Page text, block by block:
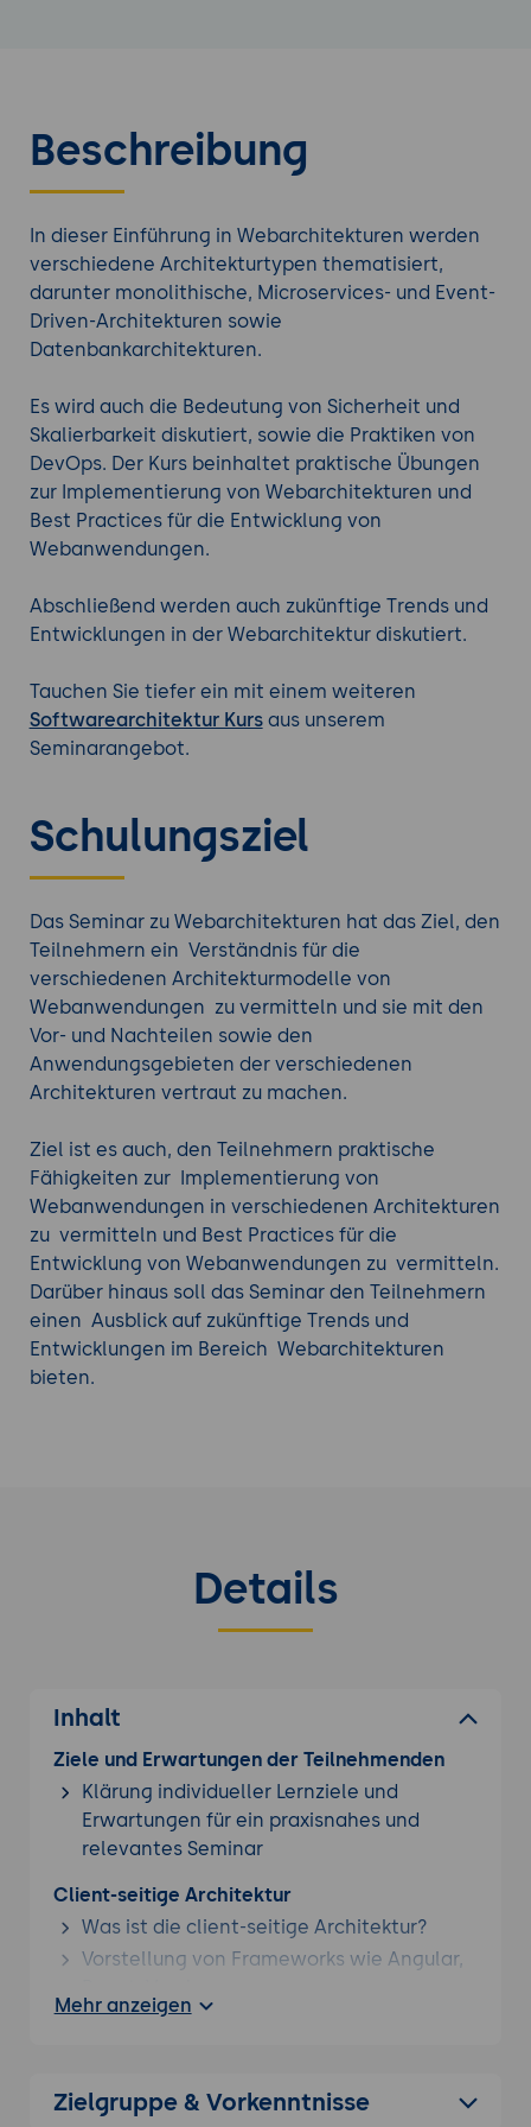
Beschreibung
In dieser Einführung in Webarchitekturen werden
verschiedene Architekturtypen thematisiert,
darunter monolithische, Microservices- und Event-
Driven-Architekturen sowie
Datenbankarchitekturen.
Es wird auch die Bedeutung von Sicherheit und
Skalierbarkeit diskutiert, sowie die Praktiken von
DevOps. Der Kurs beinhaltet praktische Übungen
zur Implementierung von Webarchitekturen und
Best Practices für die Entwicklung von
Webanwendungen.
Abschließend werden auch zukünftige Trends und
Entwicklungen in der Webarchitektur diskutiert.
Tauchen Sie tiefer ein mit einem weiteren
Softwarearchitektur Kursaus unserem
Seminarangebot.
Schulungsziel
Das Seminar zu Webarchitekturen hat das Ziel, den
Teilnehmern ein Verständnis für die
verschiedenen Architekturmodelle von
Webanwendungen zu vermitteln und sie mit den
Vor- und Nachteilen sowie den
Anwendungsgebieten der verschiedenen
Architekturen vertraut zu machen.
Ziel ist es auch, den Teilnehmern praktische
Fähigkeiten zur Implementierung von
Webanwendungen in verschiedenen Architekturen
zu vermitteln und Best Practices für die
Entwicklung von Webanwendungen zu vermitteln.
Darüber hinaus soll das Seminar den Teilnehmern
einen Ausblick auf zukünftige Trends und
Entwicklungen im Bereich Webarchitekturen
bieten.
Details
Inhalt
Ziele und Erwartungen der Teilnehmenden
Klärung individueller Lernziele und
Erwartungen für ein praxisnahes und
relevantes Seminar
Client-seitige Architektur
Was ist die client-seitige Architektur?
Vorstellung von Frameworks wie Angular,
Aufbau von Single-Page-Applications
Server-seitige Architektur
Mehr anzeigen
Zielgruppe & Vorkenntnisse